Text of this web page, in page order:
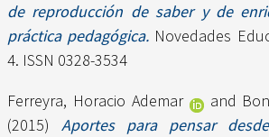
de reproducción de saber y de
práctica pedagógica. Novedades
4. ISSN 0328-3534
Ferreyra, Horacio Ademar
and
(2015) Aportes para pensar